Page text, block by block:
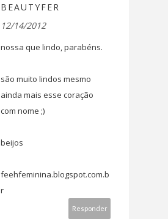
BEAUTYFER
12/14/2012
nossa que lindo, parabéns.
são muito lindos mesmo
ainda mais esse coração
com nome ;)
beijos
feehfeminina.blogspot.com.b
r
Responder